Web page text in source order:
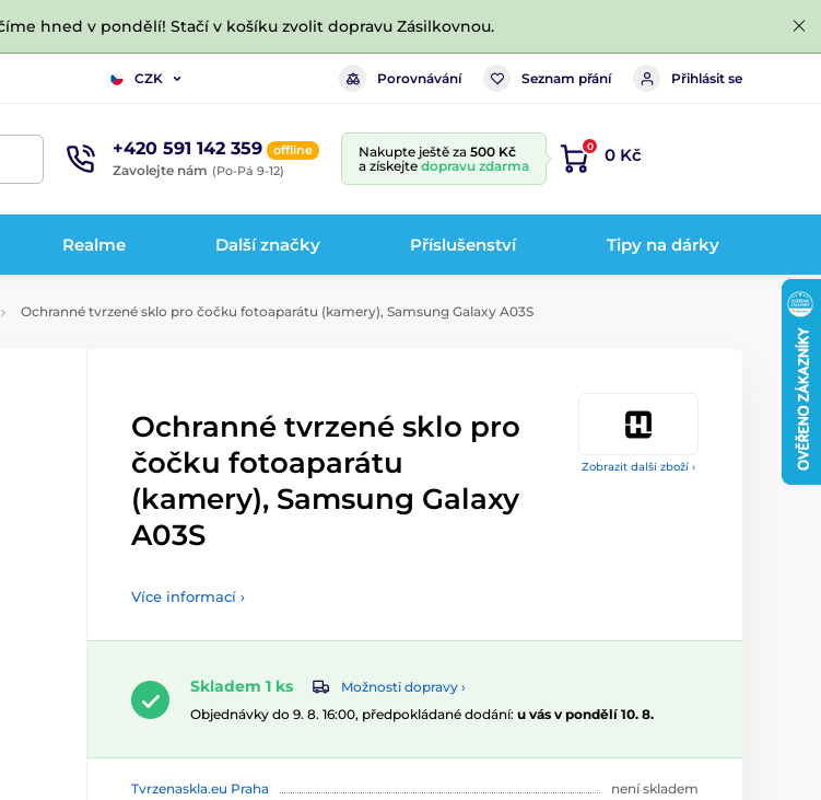
hned v pondělí! Stačí v košíku zvolit dopravu Zásilkovnou.
CZK Porovnávání Seznam přání Přihlásit se
+420 591 142 359 offline
Zavolejte nám (Po-Pá 9-12)
Nakupte ještě za 500 Kč
a získejte dopravu zdarma
0 0 Kč
Realme Další značky Příslušenství Tipy na dárky
Ochranné tvrzené sklo pro čočku fotoaparátu (kamery), Samsung Galaxy A03S
Zobrazit další zboží ›
Ochranné tvrzené sklo pro
čočku fotoaparátu
(kamery), Samsung Galaxy
A03S
Více informací ›
Skladem 1 ks
Možnosti dopravy ›
Objednávky do 9. 8. 16:00, předpokládané dodání: u vás v pondělí 10. 8.
Tvrzenaskla.eu Praha
není skladem